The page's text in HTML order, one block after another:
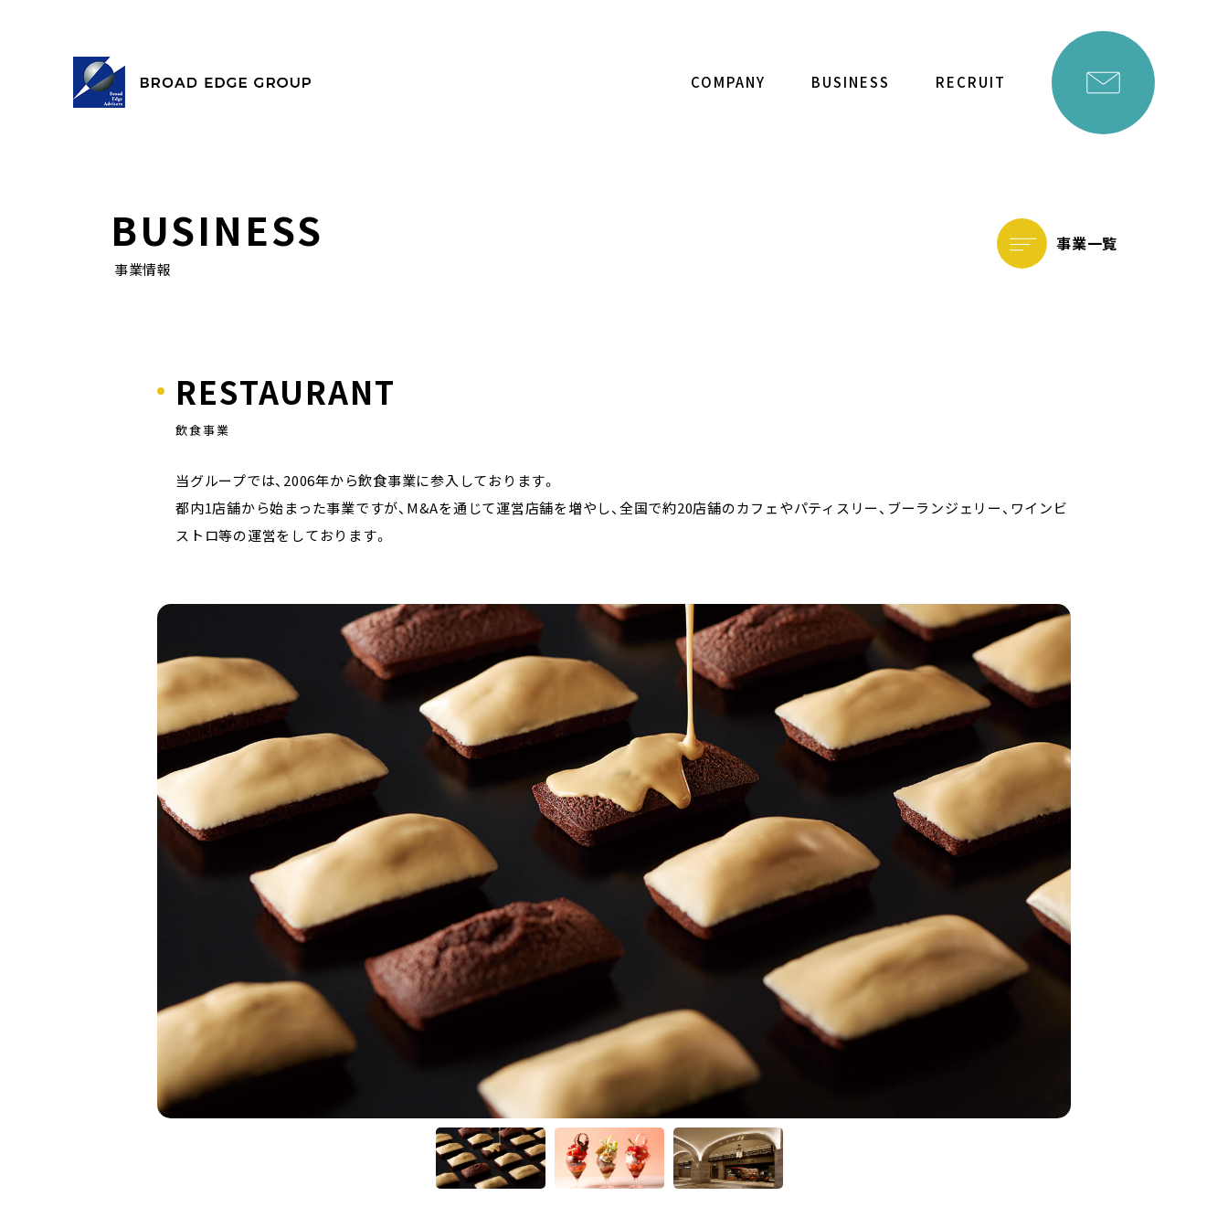
COMPANY BUSINESS RECRUIT
BUSINESS
事業情報
事業一覧
RESTAURANT
飲食事業
当グループでは、2006年から飲食事業に参入しております。
都内1店舗から始まった事業ですが、M&Aを通じて運営店舗を増やし、全国で約20店舗のカフェやパティスリー、ブーランジェリー、ワインビ
ストロ等の運営をしております。